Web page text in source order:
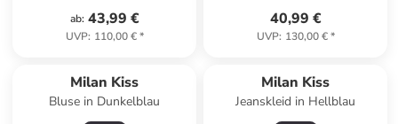
ab: 43,99 €
UVP: 110,00 €*
40,99 €
UVP: 130,00 €*
Milan Kiss
Bluse in Dunkelblau
Milan Kiss
Jeanskleid in Hellblau